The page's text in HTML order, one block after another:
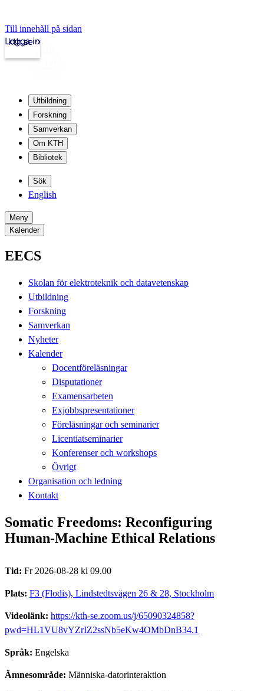
Till innehåll på sidan
kth.se
Logga in
Utbildning
Forskning
Samverkan
Om KTH
Bibliotek
Sök
English
Meny
Kalender
EECS
Skolan för elektroteknik och datavetenskap
Utbildning
Forskning
Samverkan
Nyheter
Kalender
Docentföreläsningar
Disputationer
Examensarbeten
Exjobbspresentationer
Föreläsningar och seminarier
Licentiatseminarier
Konferenser och workshops
Övrigt
Organisation och ledning
Kontakt
Somatic Freedoms: Reconfiguring
Human-Machine Ethical Relations
Tid: Fr 2026-08-28 kl 09.00
Plats: F3 (Flodis), Lindstedtsvägen 26 & 28, Stockholm
Videolänk: https://kth-se.zoom.us/j/65090324858?
pwd=HL1VU8vYZrIZ2ssNb5eKw4OMbDnB34.1
Språk: Engelska
Ämnesområde: Människa-datorinteraktion